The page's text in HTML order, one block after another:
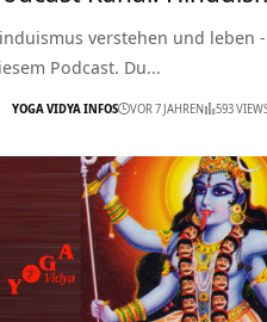
verstehen und leben
Podcast. Du…
YOGA VIDYA INFOS VOR 7 JAHREN 593